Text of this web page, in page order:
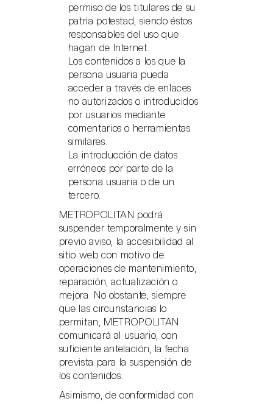
permiso de los titulares de su
patria potestad, siendo éstos
responsables del uso que
hagan de Internet.
Los contenidos a los que la
persona usuaria pueda
acceder a través de enlaces
no autorizados o introducidos
por usuarios mediante
comentarios o herramientas
similares.
La introducción de datos
erróneos por parte de la
persona usuaria o de un
tercero.
METROPOLITAN podrá
suspender temporalmente y sin
previo aviso, la accesibilidad al
sitio web con motivo de
operaciones de mantenimiento,
reparación, actualización o
mejora. No obstante, siempre
que las circunstancias lo
permitan, METROPOLITAN
comunicará al usuario, con
suficiente antelación, la fecha
prevista para la suspensión de
los contenidos.
Asimismo, de conformidad con